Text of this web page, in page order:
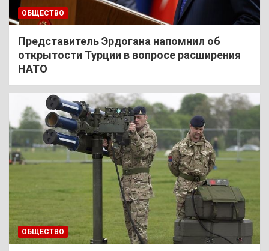
ОБЩЕСТВО
Представитель Эрдогана напомнил об
открытости Турции в вопросе расширения
НАТО
ОБЩЕСТВО